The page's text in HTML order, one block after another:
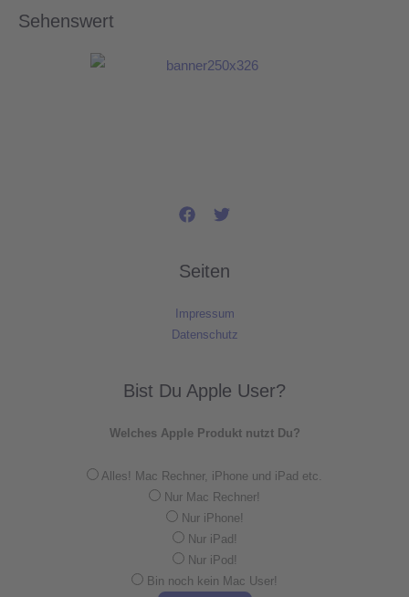
Sehenswert
Seiten
Impressum
Datenschutz
Bist Du Apple User?
Welches Apple Produkt nutzt Du?
Alles! Mac Rechner, iPhone und iPad etc.
Nur Mac Rechner!
Nur iPhone!
Nur iPad!
Nur iPod!
Bin noch kein Mac User!